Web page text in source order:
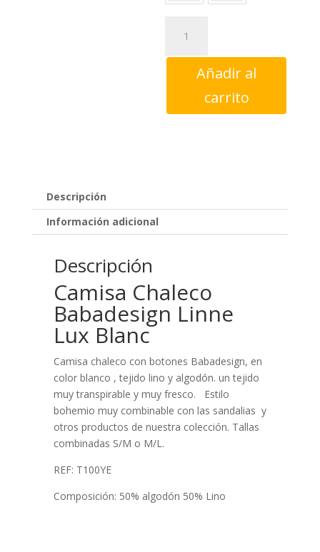
Chaleco
Babadesign
Añadir al
carrito
Descripción
Información adicional
Descripción
Camisa Chaleco
Babadesign Linne
Lux Blanc
Camisa chaleco con botones Babadesign, en
color blanco , tejido lino y algodón. un tejido
muy transpirable y muy fresco. Estilo
bohemio muy combinable con las sandalias y
otros productos de nuestra colección. Tallas
combinadas S/M o M/L.
REF: T100YE
Composición: 50% algodón 50% Lino